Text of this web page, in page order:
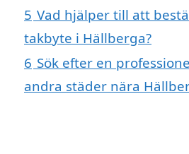
5 Vad hjälper till att
takbyte i Hällberga?
6 Sök efter en
andra städer nära